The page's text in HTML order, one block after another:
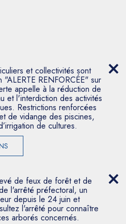
et collectivités sont
RENFORCÉE" sur
appelle à la réduction de
et l'interdiction des activités
Restrictions renforcées
de vidange des piscines,
de cultures.
de feux de forêt et de
l'arrêté préfectoral, un
depuis le 24 juin et
l'arrêté pour connaître
arborés concernés.